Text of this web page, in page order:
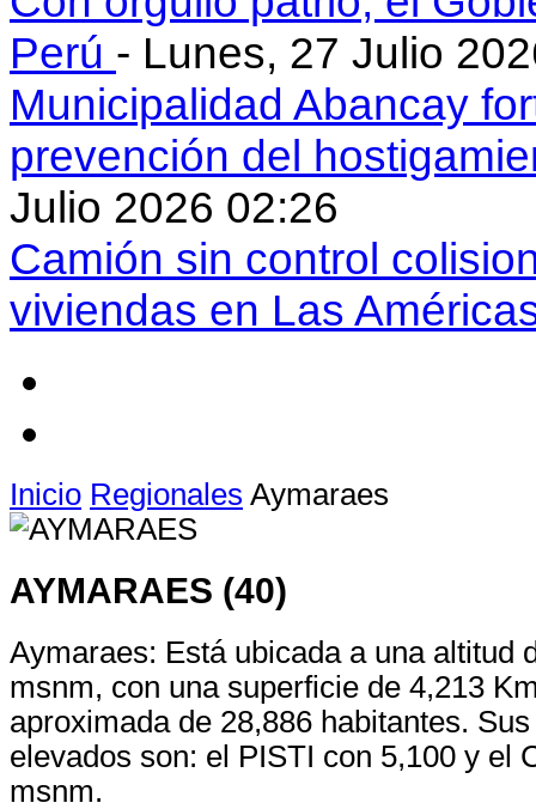
Perú - Lunes, 27 Julio
Municipalidad Abancay
prevención del
Julio 2026 02:26
Camión sin control
viviendas en Las
Inicio Regionales Aymaraes
AYMARAES (40)
Aymaraes: Está ubicada a una altitud
msnm, con una superficie de 4,213
aproximada de 28,886 habitantes.
elevados son: el PISTI con 5,100 y el
msnm.